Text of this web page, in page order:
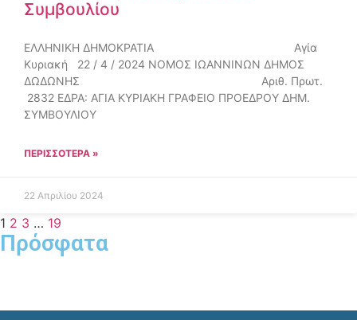
Συμβουλίου
ΕΛΛΗΝΙΚΗ ΔΗΜΟΚΡΑΤΙΑ Αγία
Κυριακή 22 / 4 / 2024 ΝΟΜΟΣ ΙΩΑΝΝΙΝΩΝ ΔΗΜΟΣ
ΔΩΔΩΝΗΣ Αριθ. Πρωτ.
2832 ΕΔΡΑ: ΑΓΙΑ ΚΥΡΙΑΚΗ ΓΡΑΦΕΙΟ ΠΡΟΕΔΡΟΥ ΔΗΜ.
ΣΥΜΒΟΥΛΙΟΥ
ΠΕΡΙΣΣΌΤΕΡΑ »
22 Απριλίου 2024
1 2 3 … 19
Πρόσφατα